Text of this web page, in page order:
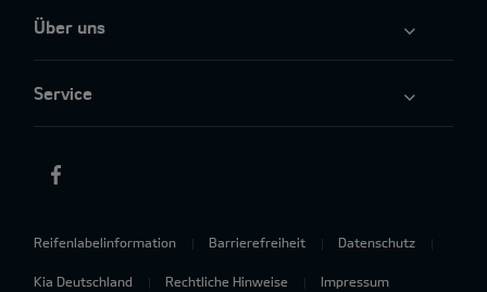
Über uns
Service
Reifenlabelinformation Barrierefreiheit Datenschutz
Kia Deutschland Rechtliche Hinweise Impressum